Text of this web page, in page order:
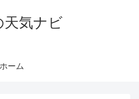
天気ナビ
ホーム